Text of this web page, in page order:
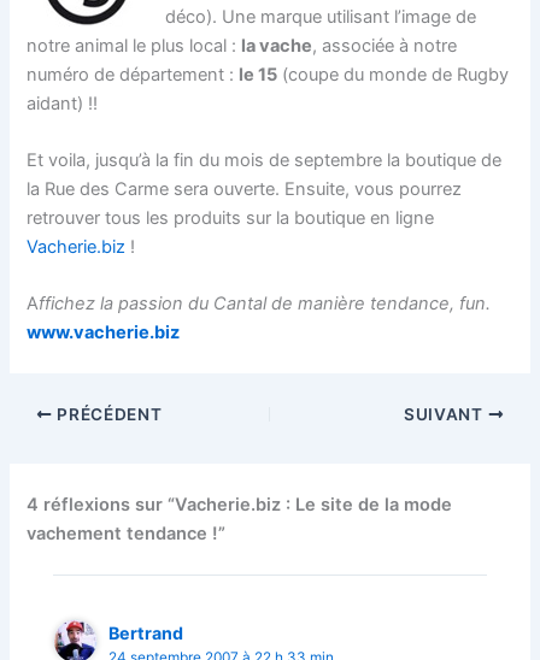
déco). Une marque utilisant l’image de
notre animal le plus local : la vache, associée à notre
numéro de département : le 15 (coupe du monde de Rugby
aidant) !!
Et voila, jusqu’à la fin du mois de septembre la boutique de
la Rue des Carme sera ouverte. Ensuite, vous pourrez
retrouver tous les produits sur la boutique en ligne
Vacherie.biz !
Affichez la passion du Cantal de manière tendance, fun.
www.vacherie.biz
PRÉCÉDENT SUIVANT
4 réflexions sur “Vacherie.biz : Le site de la mode
vachement tendance !”
Bertrand